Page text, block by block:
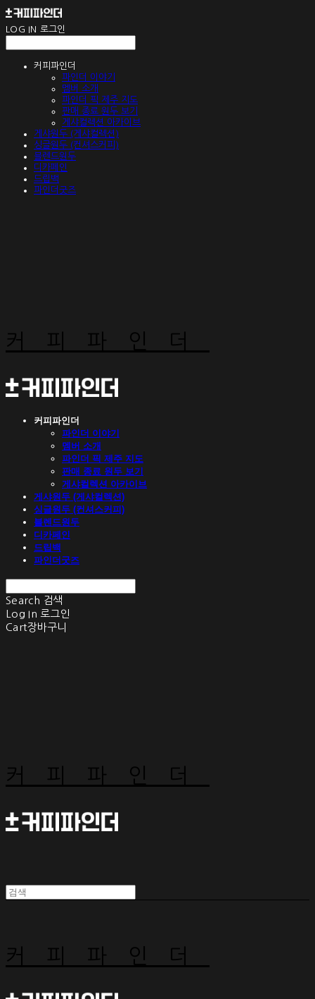
LOG IN 로그인
커피파인더
파인더 이야기
멤버 소개
파인더 픽 제주 지도
판매 종료 원두 보기
게샤컬렉션 아카이브
게샤원두 (게샤컬렉션)
싱글원두 (컨셔스커피)
블렌드원두
디카페인
드립백
파인더굿즈
커피파인더
커피파인더
파인더 이야기
멤버 소개
파인더 픽 제주 지도
판매 종료 원두 보기
게샤컬렉션 아카이브
게샤원두 (게샤컬렉션)
싱글원두 (컨셔스커피)
블렌드원두
디카페인
드립백
파인더굿즈
Search 검색
Log In 로그인
Cart장바구니
커피파인더
커피파인더